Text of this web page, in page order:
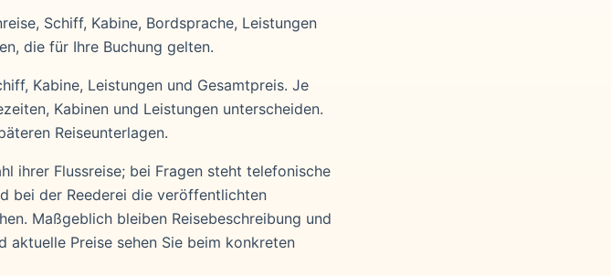
Schiff, Kabine, Bordsprache, Leistungen
die für Ihre Buchung gelten.
Kabine, Leistungen und Gesamtpreis. Je
Kabinen und Leistungen unterscheiden.
Reiseunterlagen.
ihrer Flussreise; bei Fragen steht telefonische
bei der Reederei die veröffentlichten
Maßgeblich bleiben Reisebeschreibung und
aktuelle Preise sehen Sie beim konkreten